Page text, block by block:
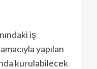
iş
yapılan
kurulabilecek